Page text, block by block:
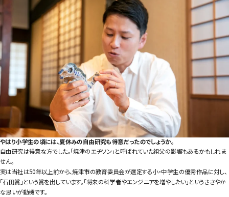
やはり小学生の頃には、夏休みの自由研究も得意だったのでしょうか。
自由研究は得意な方でした。「焼津のエヂソン」と呼ばれていた祖父の影響もあるかもしれま
せん。
実は当社は50年以上前から、焼津市の教育委員会が選定する小・中学生の優秀作品に対し、
「石田賞」という賞を出しています。「将来の科学者やエンジニアを増やしたい」というささやか
な思いが動機です。